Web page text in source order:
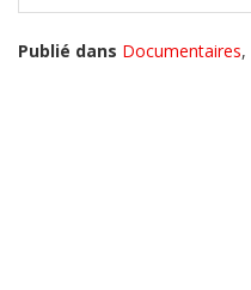
Publié dans Documentaires,